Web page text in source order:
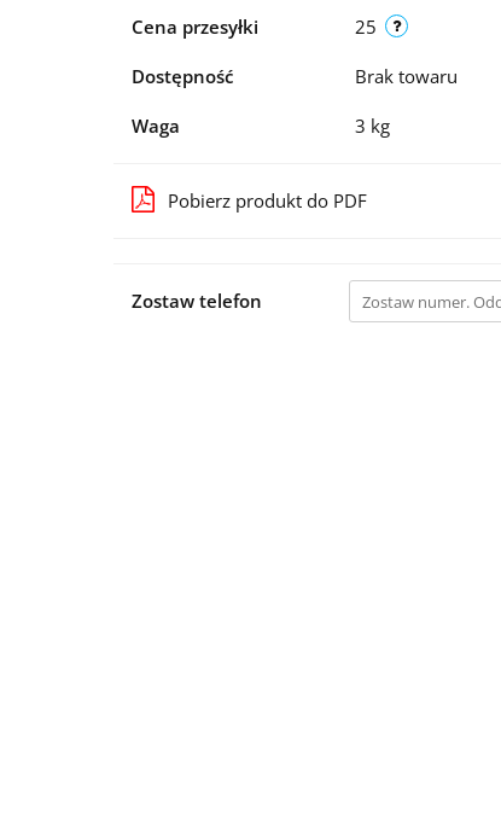
Cena przesyłki 25
Dostępność Brak towaru
Waga 3 kg
Pobierz produkt do PDF
Zostaw telefon